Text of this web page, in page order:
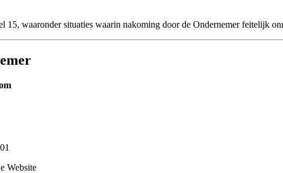
15, waaronder situaties waarin nakoming door de Ondernemer feitelijk
Website